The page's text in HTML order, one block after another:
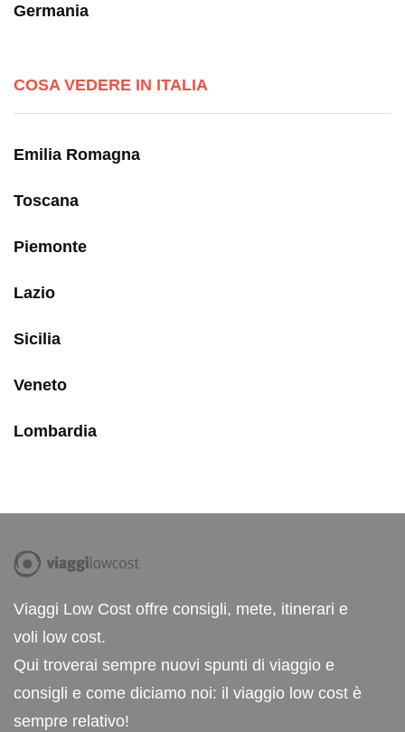
Germania
COSA VEDERE IN ITALIA
Emilia Romagna
Toscana
Piemonte
Lazio
Sicilia
Veneto
Lombardia
Viaggi Low Cost offre consigli, mete, itinerari e
voli low cost.
Qui troverai sempre nuovi spunti di viaggio e
consigli e come diciamo noi: il viaggio low cost è
sempre relativo!